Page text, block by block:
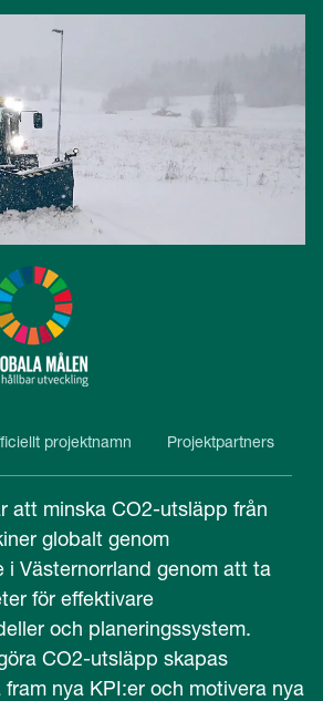
projektnamn Projektpartners
att minska CO2-utsläpp från
globalt genom
i Västernorrland genom att ta
för effektivare
och planeringssystem.
CO2-utsläpp skapas
nya KPI:er och motivera nya